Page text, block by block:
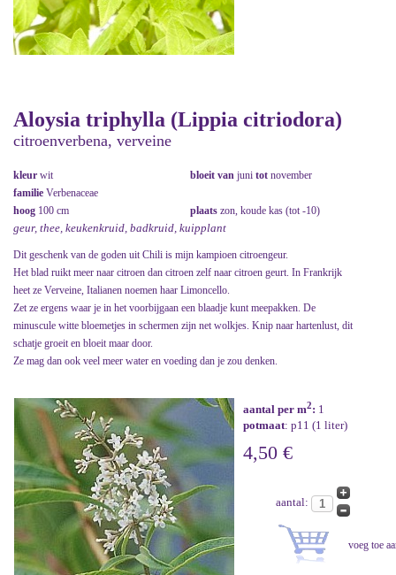
Aloysia triphylla (Lippia citriodora)
citroenverbena, verveine
kleur wit bloeit van juni tot november
familie Verbenaceae
hoog 100 cm plaats zon, koude kas (tot -10)
geur, thee, keukenkruid, badkruid, kuipplant
Dit geschenk van de goden uit Chili is mijn kampioen citroengeur.
Het blad ruikt meer naar citroen dan citroen zelf naar citroen geurt. In Frankrijk
heet ze Verveine, Italianen noemen haar Limoncello.
Zet ze ergens waar je in het voorbijgaan een blaadje kunt meepakken. De
minuscule witte bloemetjes in schermen zijn net wolkjes. Knip naar hartenlust, dit
schatje groeit en bloeit maar door.
Ze mag dan ook veel meer water en voeding dan je zou denken.
aantal per m2: 1
potmaat: p11 (1 liter)
4,50 €
aantal: